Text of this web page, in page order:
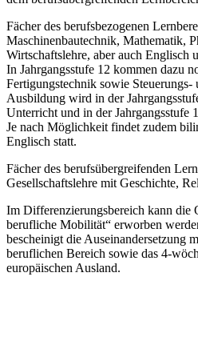
Fächer des berufsbezogenen
Maschinenbautechnik, Mathematik,
Wirtschaftslehre, aber auch Englisch
In Jahrgangsstufe 12 kommen dazu
Fertigungstechnik sowie
Ausbildung wird in der
Unterricht und in der Jahrgangsstufe
Je nach Möglichkeit findet zudem
Englisch statt.
Fächer des berufsübergreifenden
Gesellschaftslehre mit Geschichte,
Im Differenzierungsbereich kann die
berufliche Mobilität“ erworben
bescheinigt die Auseinandersetzung
beruflichen Bereich sowie das 4-
europäischen Ausland.